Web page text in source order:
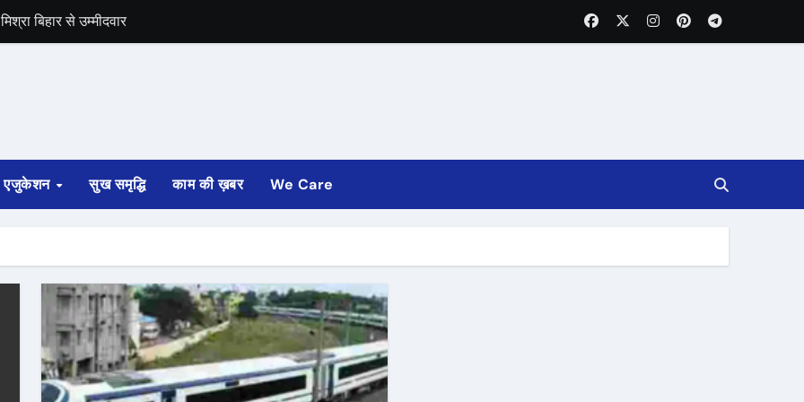
बिहार से उम्मीदवार
एजुकेशन सुख समृद्धि काम की ख़बर We Care